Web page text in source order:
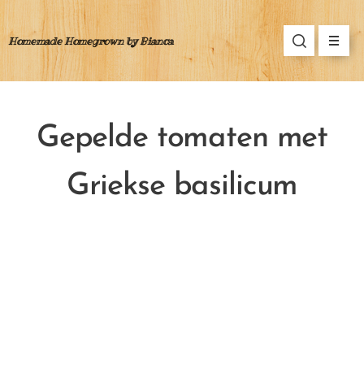
Homemade Homegrown by Bianca
Gepelde tomaten met
Griekse basilicum